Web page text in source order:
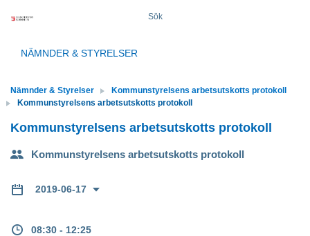
Sök
NÄMNDER & STYRELSER
Nämnder & Styrelser
Kommunstyrelsens arbetsutskotts protokoll
Kommunstyrelsens arbetsutskotts protokoll
Kommunstyrelsens arbetsutskotts protokoll
Kommunstyrelsens arbetsutskotts protokoll
2019-06-17
08:30 - 12:25